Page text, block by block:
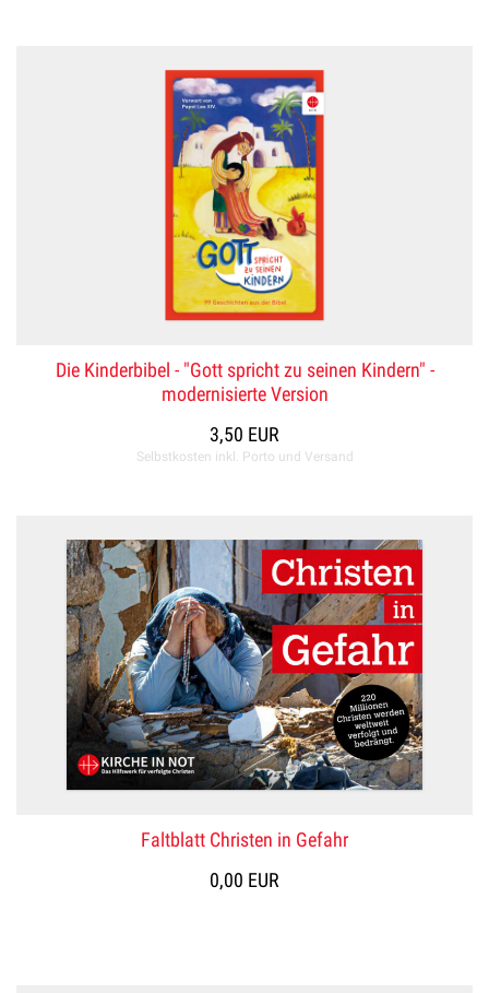
Die Kinderbibel - "Gott spricht zu seinen Kindern" -
modernisierte Version
3,50 EUR
Selbstkosten inkl. Porto und Versand
Faltblatt Christen in Gefahr
0,00 EUR